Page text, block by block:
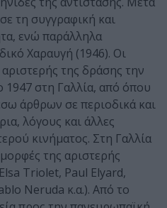
τη συγγραφική και
ενώ παράλληλα
Χαραυγή (1946). Οι
αριστερής της δράσης την
1947 στη Γαλλία, από όπου
άρθρων σε περιοδικά και
λόγους και άλλες
κινήματος. Στη Γαλλία
της αριστερής
Triolet, Paul Elyard,
Neruda κ.α.). Από το